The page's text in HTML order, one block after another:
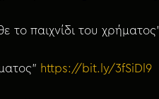
παιχνίδι του
https://bit.ly/3fSiDl9